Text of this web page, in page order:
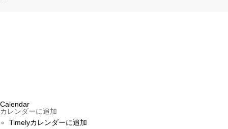
Calendar
カレンダーに追加
Timelyカレンダーに追加